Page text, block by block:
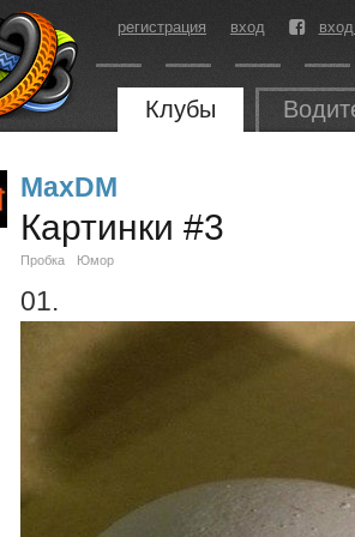
регистрация вход
Клубы
MaxDM
Картинки #3
Пробка Юмор
01.